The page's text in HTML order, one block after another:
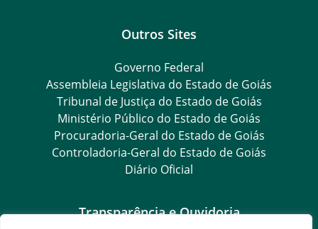
Outros Sites
Governo Federal
Assembleia Legislativa do Estado de Goiás
Tribunal de Justiça do Estado de Goiás
Ministério Público do Estado de Goiás
Procuradoria-Geral do Estado de Goiás
Controladoria-Geral do Estado de Goiás
Diário Oficial
Transparência e Ouvidoria